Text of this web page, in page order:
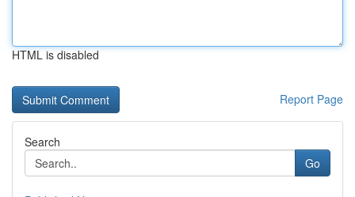
HTML is disabled
Report Page
Search
Go